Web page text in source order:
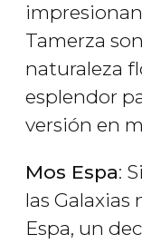
Tamerza
naturaleza
esplendor
versión en
Mos Espa:
las Galaxias
Espa, un